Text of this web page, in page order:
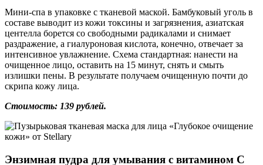
Мини-спа в упаковке с тканевой маской. Бамбуковый уголь в
составе выводит из кожи токсины и загрязнения, азиатская
центелла борется со свободными радикалами и снимает
раздражение, а гиалуроновая кислота, конечно, отвечает за
интенсивное увлажнение. Схема стандартная: нанести на
очищенное лицо, оставить на 15 минут, снять и смыть
излишки пены. В результате получаем очищенную почти до
скрипа кожу лица.
Стоимость: 139 рублей.
Энзимная пудра для умывания с витамином С